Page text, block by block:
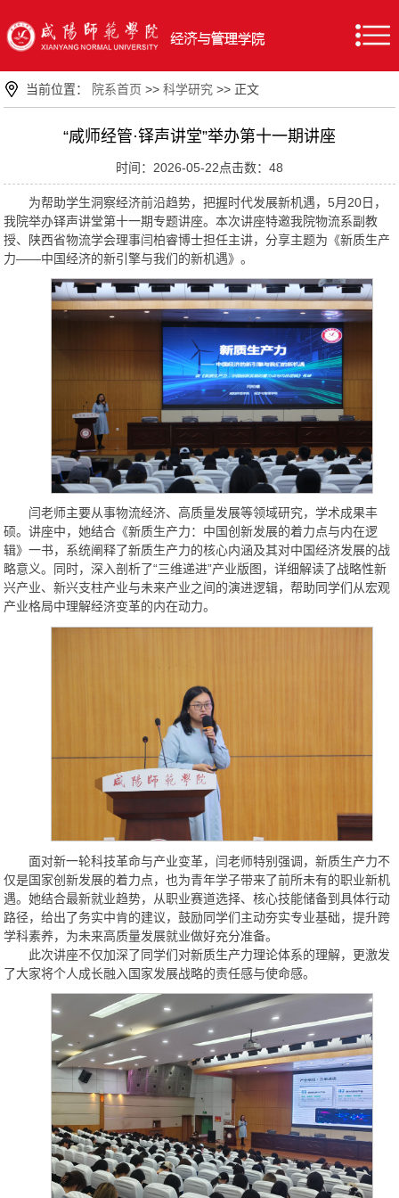
当前位置： 院系首页 >>科学研究 >> 正文
“咸师经管·铎声讲堂”举办第十一期讲座
时间：2026-05-22点击数： 48
为帮助学生洞察经济前沿趋势，把握时代发展新机遇，5月20日，
我院举办铎声讲堂第十一期专题讲座。本次讲座特邀我院物流系副教
授、陕西省物流学会理事闫柏睿博士担任主讲，分享主题为《新质生产
力——中国经济的新引擎与我们的新机遇》。
闫老师主要从事物流经济、高质量发展等领域研究，学术成果丰
硕。讲座中，她结合《新质生产力：中国创新发展的着力点与内在逻
辑》一书，系统阐释了新质生产力的核心内涵及其对中国经济发展的战
略意义。同时，深入剖析了“三维递进”产业版图，详细解读了战略性新
兴产业、新兴支柱产业与未来产业之间的演进逻辑，帮助同学们从宏观
产业格局中理解经济变革的内在动力。
面对新一轮科技革命与产业变革，闫老师特别强调，新质生产力不
仅是国家创新发展的着力点，也为青年学子带来了前所未有的职业新机
遇。她结合最新就业趋势，从职业赛道选择、核心技能储备到具体行动
路径，给出了务实中肯的建议，鼓励同学们主动夯实专业基础，提升跨
学科素养，为未来高质量发展就业做好充分准备。
此次讲座不仅加深了同学们对新质生产力理论体系的理解，更激发
了大家将个人成长融入国家发展战略的责任感与使命感。